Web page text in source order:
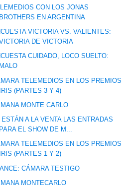
CON LOS JONAS
EN ARGENTINA
VICTORIA VS. VALIENTES:
DE VICTORIA
CUIDADO, LOCO SUELTO:
TELEMEDIOS EN LOS PREMIOS
(PARTES 3 Y 4)
MONTE CARLO
ESTÁN A LA VENTA LAS ENTRADAS
EL SHOW DE M...
TELEMEDIOS EN LOS PREMIOS
(PARTES 1 Y 2)
CÁMARA TESTIGO
MONTECARLO